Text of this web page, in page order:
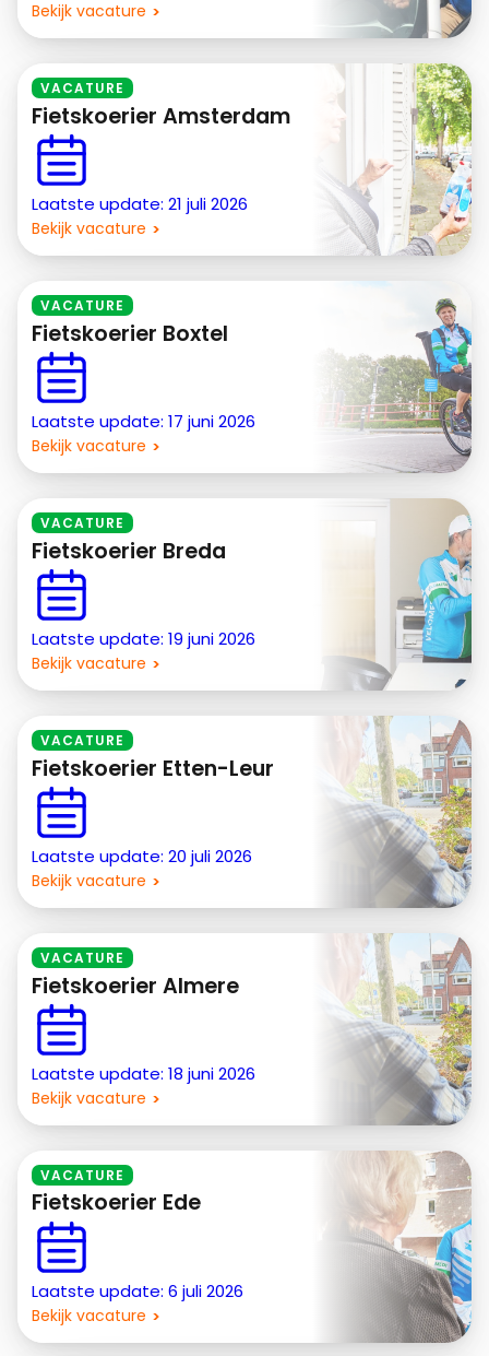
Bekijk vacature
VACATURE
Fietskoerier Amsterdam
Laatste update: 21 juli 2026
Bekijk vacature
VACATURE
Fietskoerier Boxtel
Laatste update: 17 juni 2026
Bekijk vacature
VACATURE
Fietskoerier Breda
Laatste update: 19 juni 2026
Bekijk vacature
VACATURE
Fietskoerier Etten-Leur
Laatste update: 20 juli 2026
Bekijk vacature
VACATURE
Fietskoerier Almere
Laatste update: 18 juni 2026
Bekijk vacature
VACATURE
Fietskoerier Ede
Laatste update: 6 juli 2026
Bekijk vacature